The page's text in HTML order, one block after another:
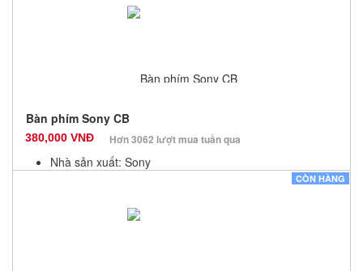
Bàn phím Sony CB
380,000 VNĐ Hơn 3062 lượt mua tuần qua
Nhà sản xuất: Sony
CÒN HÀNG